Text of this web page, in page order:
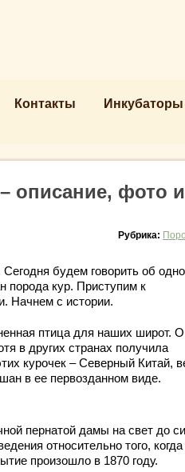
Контакты Инкубаторы
описание, фото и
Рубрика:
будем говорить об
порода кур. Приступим к
Начнем с истории.
птица для наших широт.
в других странах получила
курочек – Северный Китай,
в ее первозданном виде.
пернатой дамы на свет до
относительно того, когда
произошло в 1870 году.